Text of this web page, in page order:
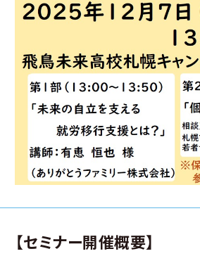
【セミナー開催概要】